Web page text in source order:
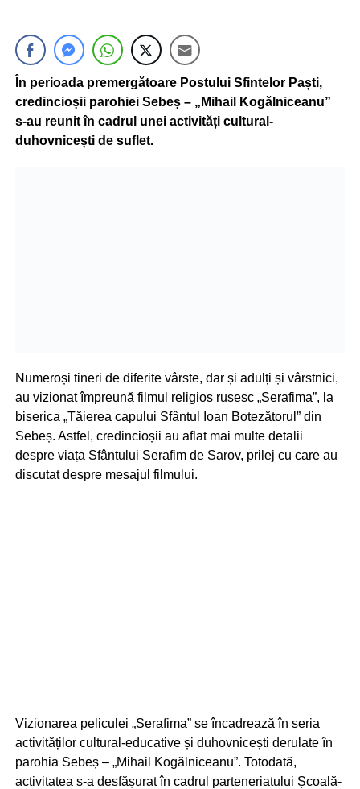
În perioada premergătoare Postului Sfintelor Paști,
credincioșii parohiei Sebeș – „Mihail Kogălniceanu”
s-au reunit în cadrul unei activități cultural-
duhovnicești de suflet.
Numeroși tineri de diferite vârste, dar și adulți și vârstnici,
au vizionat împreună filmul religios rusesc „Serafima”, la
biserica „Tăierea capului Sfântul Ioan Botezătorul” din
Sebeș. Astfel, credincioșii au aflat mai multe detalii
despre viața Sfântului Serafim de Sarov, prilej cu care au
discutat despre mesajul filmului.
Vizionarea peliculei „Serafima” se încadrează în seria
activităților cultural-educative și duhovnicești derulate în
parohia Sebeș – „Mihail Kogălniceanu”. Totodată,
activitatea s-a desfășurat în cadrul parteneriatului Școală-